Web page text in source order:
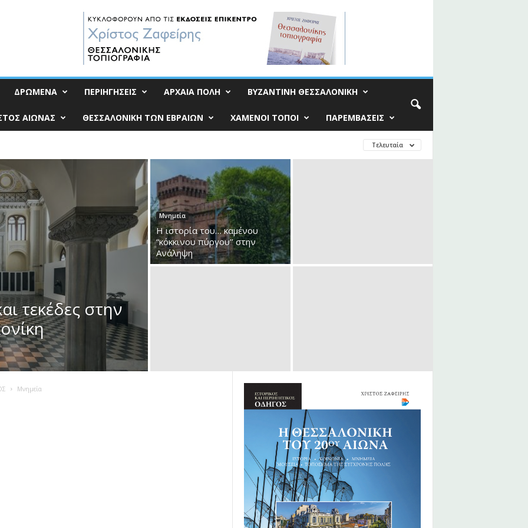
ΔΡΩΜΕΝΑ ΠΕΡΙΗΓΗΣΕΙΣ ΑΡΧΑΙΑ ΠΟΛΗ ΒΥΖΑΝΤΙΝΗ ΘΕΣΣΑΛΟΝΙΚΗ
ΑΙΩΝΑΣ ΘΕΣΣΑΛΟΝΙΚΗ ΤΩΝ ΕΒΡΑΙΩΝ ΧΑΜΕΝΟΙ ΤΟΠΟΙ ΠΑΡΕΜΒΑΣΕΙΣ
Τελευταία
τεκέδες στην
Μνημεία
Η ιστορία του… καμένου
“κόκκινου πύργου’’ στην
Ανάληψη
Μνημεία